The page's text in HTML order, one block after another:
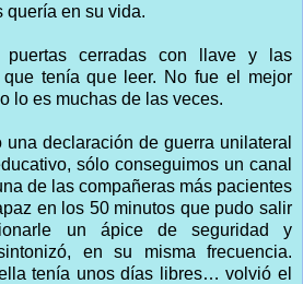
quería en su vida.
puertas cerradas con llave y las
tenía que leer. No fue el mejor
lo es muchas de las veces.
una declaración de guerra unilateral
sólo conseguimos un canal
de las compañeras más pacientes
en los 50 minutos que pudo salir
un ápice de seguridad y
en su misma frecuencia.
tenía unos días libres… volvió el